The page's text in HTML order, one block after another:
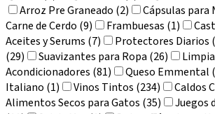
Arroz Pre Graneado (2)
Cápsulas para
Carne de Cerdo (9)
Frambuesas (1)
Aceites y Serums (7)
Protectores Diarios
(29)
Suavizantes para Ropa (26)
Acondicionadores (81)
Queso Emmental
Italiano (1)
Vinos Tintos (234)
Caldos
Alimentos Secos para Gatos (35)
Juegos